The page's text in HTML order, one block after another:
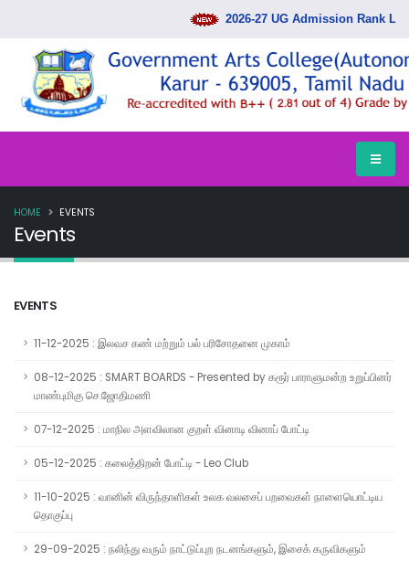
2026-27 UG Admission Rank List
Events
HOME EVENTS
EVENTS
11-12-2025 : இலவச கண் மற்றும் பல் பரிசோதனை முகாம்
08-12-2025 : SMART BOARDS - Presented by கரூர் பாராளுமன்ற உறுப்பினர்
மாண்புமிகு செ.ஜோதிமணி
07-12-2025 : மாநில அளவிலான குறள் வினாடி வினாப் போட்டி
05-12-2025 : கலைத்திறன் போட்டி - Leo Club
11-10-2025 : வானின் விருந்தாளிகள் உலக வலசைப் பறவைகள் நாளையொட்டிய
தொகுப்பு
29-09-2025 : நலிந்து வரும் நாட்டுப்புற நடனங்களும், இசைக் கருவிகளும்